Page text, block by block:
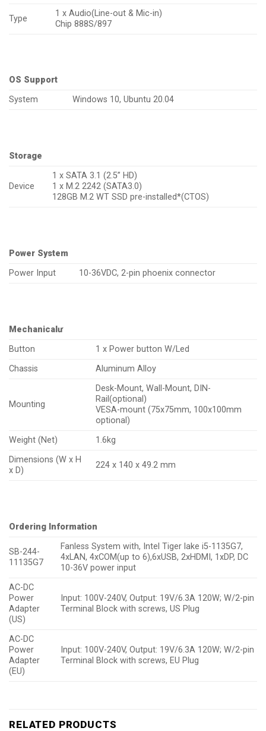
Type
1 x Audio(Line-out & Mic-in)
Chip 888S/897
OS Support
System
Windows 10, Ubuntu 20.04
Storage
Device
1 x SATA 3.1 (2.5” HD)
1 x M.2 2242 (SATA3.0)
128GB M.2 WT SSD pre-installed*(CTOS)
Power System
Power Input
10-36VDC, 2-pin phoenix connector
Mechanicalư
Button
1 x Power button W/Led
Chassis
Aluminum Alloy
Mounting
Desk-Mount, Wall-Mount, DIN-
Rail(optional)
VESA-mount (75x75mm, 100x100mm
optional)
Weight (Net)
1.6kg
Dimensions (W x H
x D)
224 x 140 x 49.2 mm
Ordering Information
SB-244-
11135G7
Fanless System with, Intel Tiger lake i5-1135G7,
4xLAN, 4xCOM(up to 6),6xUSB, 2xHDMI, 1xDP, DC
10-36V power input
AC-DC
Power
Adapter
(US)
Input: 100V-240V, Output: 19V/6.3A 120W; W/2-pin
Terminal Block with screws, US Plug
AC-DC
Power
Adapter
(EU)
Input: 100V-240V, Output: 19V/6.3A 120W; W/2-pin
Terminal Block with screws, EU Plug
RELATED PRODUCTS